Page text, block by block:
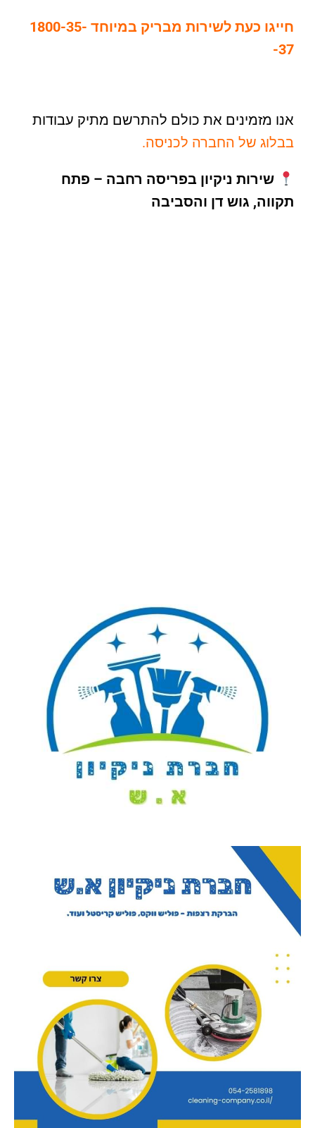
חייגו כעת לשירות מבריק במיוחד 1800-35-
37-
אנו מזמינים את כולם להתרשם מתיק עבודות
בבלוג של החברה לכניסה.
שירות ניקיון בפריסה רחבה – פתח
תקווה, גוש דן והסביבה